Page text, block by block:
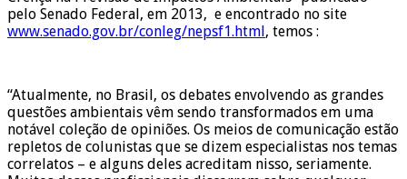
pelo Senado Federal, em 2013, e encontrado no site
www.senado.gov.br/conleg/nepsf1.html, temos :
“Atualmente, no Brasil, os debates envolvendo as grandes
questões ambientais vêm sendo transformados em uma
notável coleção de opiniões. Os meios de comunicação estão
repletos de colunistas que se dizem especialistas nos temas
correlatos – e alguns deles acreditam nisso, seriamente.